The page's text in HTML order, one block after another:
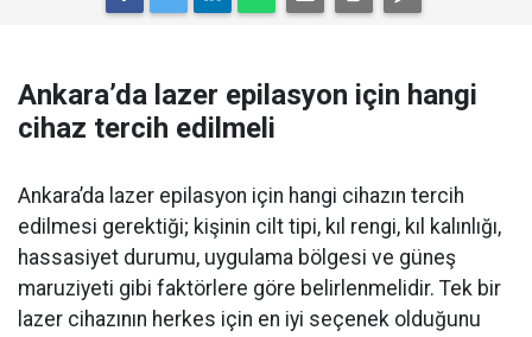
Ankara’da lazer epilasyon için hangi
cihaz tercih edilmeli
Ankara’da lazer epilasyon için hangi cihazın tercih
edilmesi gerektiği; kişinin cilt tipi, kıl rengi, kıl kalınlığı,
hassasiyet durumu, uygulama bölgesi ve güneş
maruziyeti gibi faktörlere göre belirlenmelidir. Tek bir
lazer cihazının herkes için en iyi seçenek olduğunu